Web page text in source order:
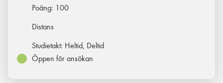
Poäng: 100
Distans
Studietakt: Heltid, Deltid
Öppen för ansökan